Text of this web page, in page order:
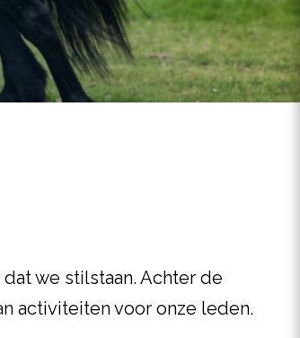
we stilstaan. Achter de
activiteiten voor onze leden.